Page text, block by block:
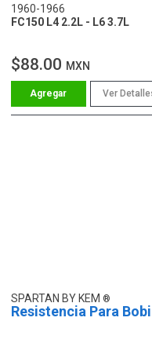
1960-1966
FC150 L4 2.2L - L6 3.7L
$88.00 MXN
Ver
SPARTAN BY KEM
Resistencia Para